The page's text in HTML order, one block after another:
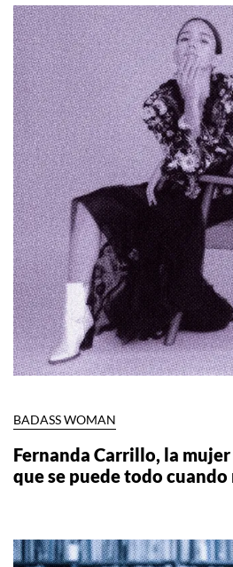
BADASS WOMAN
Fernanda Carrillo, la
que se puede todo